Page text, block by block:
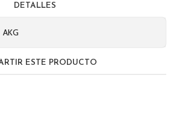
DETALLES
AKG
ESTE PRODUCTO